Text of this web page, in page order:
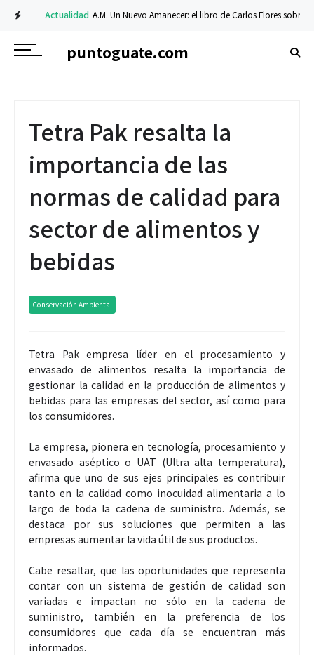
Actualidad A.M. Un Nuevo Amanecer: el libro de Carlos Flores sobre fe y
puntoguate.com
Tetra Pak resalta la
importancia de las
normas de calidad para
sector de alimentos y
bebidas
Conservación Ambiental
Tetra Pak empresa líder en el procesamiento y
envasado de alimentos resalta la importancia de
gestionar la calidad en la producción de alimentos y
bebidas para las empresas del sector, así como para
los consumidores.
La empresa, pionera en tecnología, procesamiento y
envasado aséptico o UAT (Ultra alta temperatura),
afirma que uno de sus ejes principales es contribuir
tanto en la calidad como inocuidad alimentaria a lo
largo de toda la cadena de suministro. Además, se
destaca por sus soluciones que permiten a las
empresas aumentar la vida útil de sus productos.
Cabe resaltar, que las oportunidades que representa
contar con un sistema de gestión de calidad son
variadas e impactan no sólo en la cadena de
suministro, también en la preferencia de los
consumidores que cada día se encuentran más
informados.